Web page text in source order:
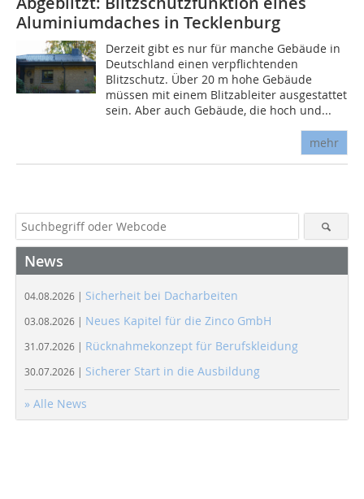
Aluminiumdaches in Tecklenburg
Derzeit gibt es nur für manche Gebäude in
Deutschland einen verpflichtenden
Blitzschutz. Über 20 m hohe Gebäude
müssen mit einem Blitzableiter ausgestattet
sein. Aber auch Gebäude, die hoch und...
mehr
News
04.08.2026 | Sicherheit bei Dacharbeiten
03.08.2026 | Neues Kapitel für die Zinco GmbH
31.07.2026 | Rücknahmekonzept für Berufskleidung
30.07.2026 | Sicherer Start in die Ausbildung
» Alle News